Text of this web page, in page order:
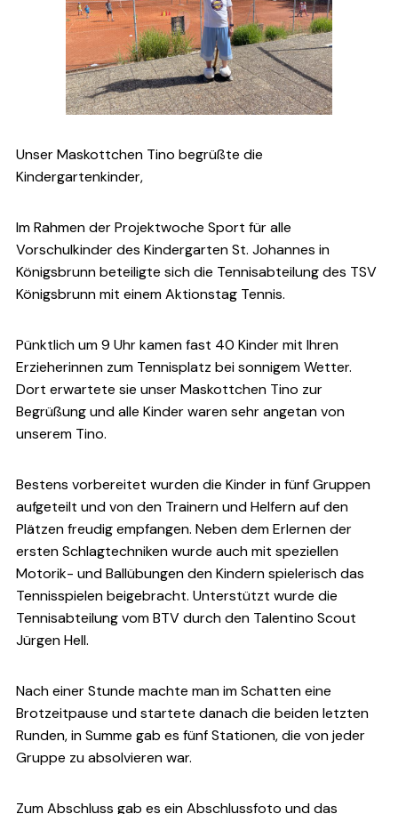
Unser Maskottchen Tino begrüßte die
Kindergartenkinder,
Im Rahmen der Projektwoche Sport für alle
Vorschulkinder des Kindergarten St. Johannes in
Königsbrunn beteiligte sich die Tennisabteilung des TSV
Königsbrunn mit einem Aktionstag Tennis.
Pünktlich um 9 Uhr kamen fast 40 Kinder mit Ihren
Erzieherinnen zum Tennisplatz bei sonnigem Wetter.
Dort erwartete sie unser Maskottchen Tino zur
Begrüßung und alle Kinder waren sehr angetan von
unserem Tino.
Bestens vorbereitet wurden die Kinder in fünf Gruppen
aufgeteilt und von den Trainern und Helfern auf den
Plätzen freudig empfangen. Neben dem Erlernen der
ersten Schlagtechniken wurde auch mit speziellen
Motorik- und Ballübungen den Kindern spielerisch das
Tennisspielen beigebracht. Unterstützt wurde die
Tennisabteilung vom BTV durch den Talentino Scout
Jürgen Hell.
Nach einer Stunde machte man im Schatten eine
Brotzeitpause und startete danach die beiden letzten
Runden, in Summe gab es fünf Stationen, die von jeder
Gruppe zu absolvieren war.
Zum Abschluss gab es ein Abschlussfoto und das